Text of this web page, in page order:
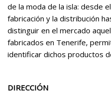
de la moda de la isla: desde
fabricación y la distribución
distinguir en el mercado
fabricados en Tenerife,
identificar dichos productos
DIRECCIÓN